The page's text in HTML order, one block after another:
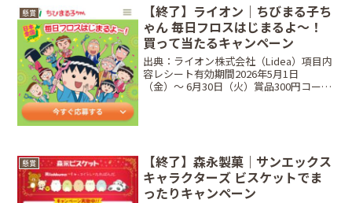
懸賞
【終了】ライオン｜ちびまる子ち
ゃん 毎日フロスはじまるよ～！
買って当たるキャンペーン
出典：ライオン株式会社（Lidea）項目内
容レシート有効期間2026年5月1日
（金）〜 6月30日（火）賞品300円コー
懸賞
【終了】森永製菓｜サンエックス
キャラクターズ ビスケットでま
ったりキャンペーン